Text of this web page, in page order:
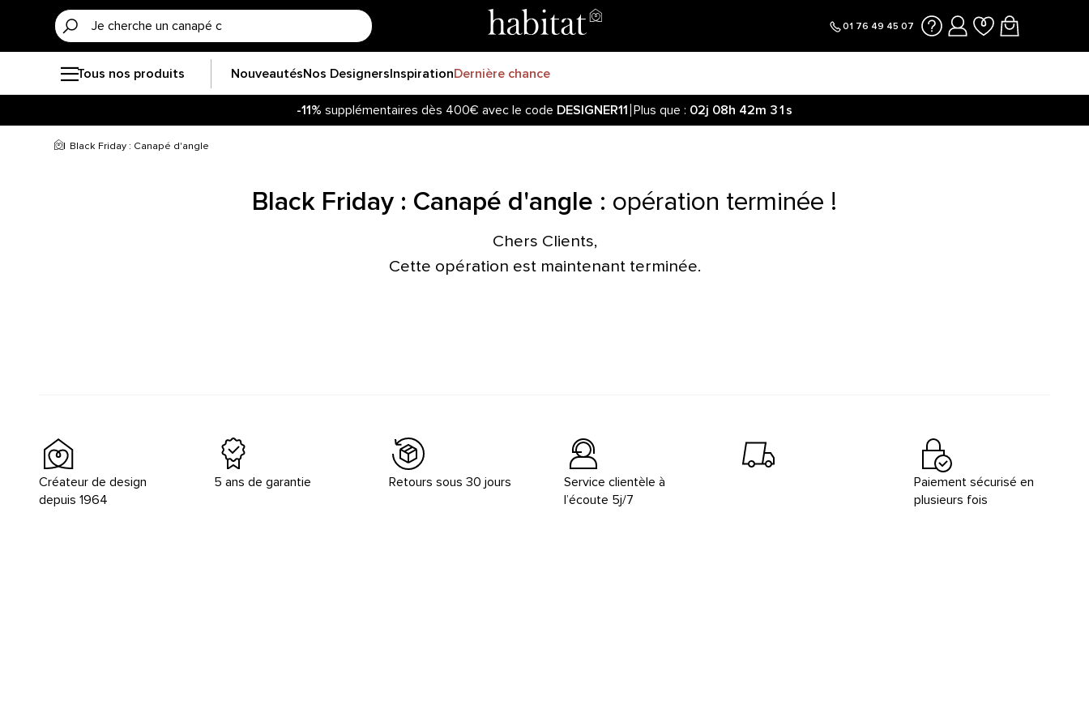
01 76 49 45 07
Tous nos produits NouveautésNos DesignersInspirationDernière chance
-11% supplémentaires dès 400€ avec le code DESIGNER11 Plus que : 02j 08h 42m 31s
Black Friday : Canapé d'angle
Black Friday : Canapé d'angle : opération terminée !
Chers Clients,
Cette opération est maintenant terminée.
Créateur de design
depuis 1964
5 ans de garantie Retours sous 30 jours
Service clientèle à
l’écoute 5j/7
Paiement sécurisé en
plusieurs fois